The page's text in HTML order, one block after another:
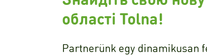
області Tolna!
Partnerünk egy dinamikusan